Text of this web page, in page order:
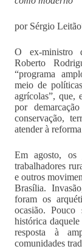
por Sérgio
O ex-ministro
Roberto
“programa
meio de
agrícolas”, que,
por
conservação,
atender à
Em agosto, os
trabalhadores
e outros
Brasília.
foram os
ocasião.
histórica
resposta à
comunidades